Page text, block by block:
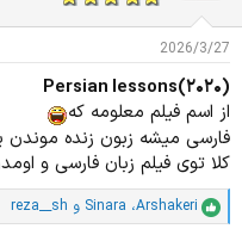
ت
:
2026/3/27
Persian lessons(۲۰۲۰)
از اسم فیلم معلومه که
فارسی میشه زبون زنده موندن
کلا توی فیلم زبان فارسی و
ا
Arshakeri، Sinara و reza__sh